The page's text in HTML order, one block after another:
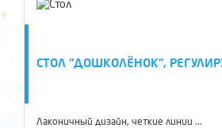
СТОЛ "ДОШКОЛЁНОК",
Лаконичный дизайн, четкие линии ...